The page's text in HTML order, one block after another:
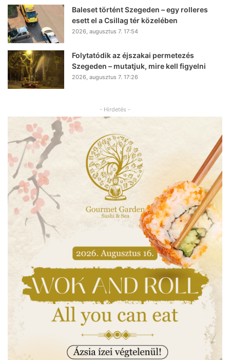
Baleset történt Szegeden – egy rolleres
esett el a Csillag tér közelében
2026, augusztus 7. 17:54
Folytatódik az éjszakai permetezés
Szegeden – mutatjuk, mire kell figyelni
2026, augusztus 7. 17:26
- Hirdetés -